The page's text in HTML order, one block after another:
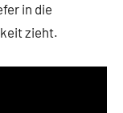
in die
zieht.